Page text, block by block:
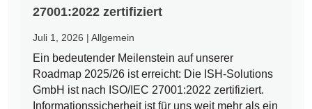
27001:2022 zertifiziert
Juli 1, 2026 |Allgemein
Ein bedeutender Meilenstein auf unserer
Roadmap 2025/26 ist erreicht: Die ISH-Solutions
GmbH ist nach ISO/IEC 27001:2022 zertifiziert.
Informationssicherheit ist für uns weit mehr als ein